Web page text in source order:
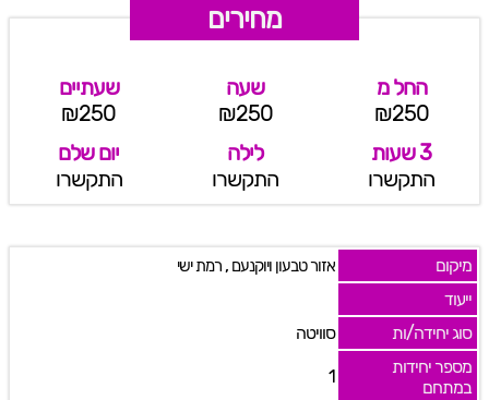
מחירים
החל מ
₪250
שעה
₪250
שעתיים
₪250
3 שעות
התקשרו
לילה
התקשרו
יום שלם
התקשרו
מיקום אזור טבעון ויוקנעם, רמת ישי
ייעוד
סוג יחידה/ות
סוויטה
מספר יחידות
במתחם
1